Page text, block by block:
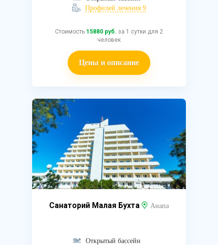
Профилей лечения 9
Стоимость 15880 руб. за 1 сутки для 2
человек
Цены и описание
Санаторий Малая Бухта Анапа
Открытый бассейн